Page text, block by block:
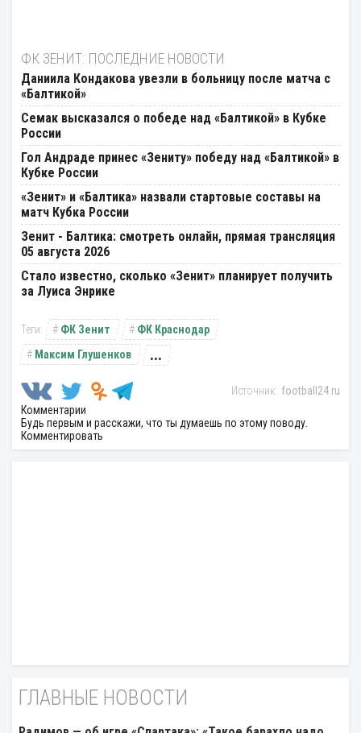
ФК ЗЕНИТ: ПОСЛЕДНИЕ НОВОСТИ
Даниила Кондакова увезли в больницу после матча с
«Балтикой»
Семак высказался о победе над «Балтикой» в Кубке
России
Гол Андраде принес «Зениту» победу над «Балтикой» в
Кубке России
«Зенит» и «Балтика» назвали стартовые составы на
матч Кубка России
Зенит - Балтика: смотреть онлайн, прямая трансляция
05 августа 2026
Стало известно, сколько «Зенит» планирует получить
за Луиса Энрике
ФК Зенит
ФК Краснодар
Максим Глушенков
...
football24.ru
Комментарии
Будь первым и расскажи, что ты думаешь по этому поводу.
Комментировать
ГЛАВНЫЕ НОВОСТИ